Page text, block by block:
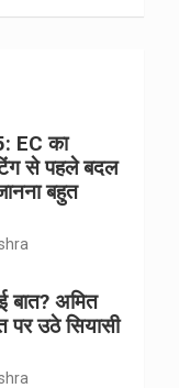
EC का
से पहले बदल
बहुत
बात? अमित
पर उठे सियासी